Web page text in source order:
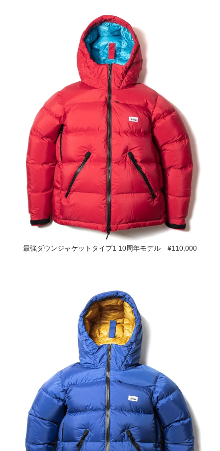
最強ダウンジャケットタイプ1 10周年モデル ¥110,000